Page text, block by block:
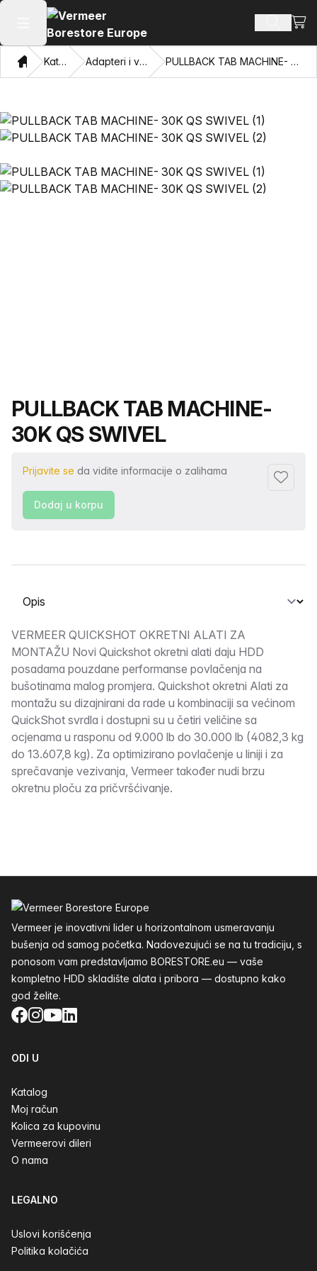
Otvori glavni meni Pretraži
Dom Katalog Adapteri i vučne oči PULLBACK TAB MACHINE- 30K QS SWIVEL
Naziv proizvoda
PULLBACK TAB MACHINE-
30K QS SWIVEL
Prijavite se da vidite informacije o zalihama
Dodaj
Dodaj u korpu
Odaberite karticu
Opis
VERMEER QUICKSHOT OKRETNI ALATI ZA
MONTAŽU Novi Quickshot okretni alati daju HDD
posadama pouzdane performanse povlačenja na
bušotinama malog promjera. Quickshot okretni Alati za
montažu su dizajnirani da rade u kombinaciji sa većinom
QuickShot svrdla i dostupni su u četiri veličine sa
ocjenama u rasponu od 9.000 lb do 30.000 lb (4082,3 kg
do 13.607,8 kg). Za optimizirano povlačenje u liniji i za
sprečavanje vezivanja, Vermeer također nudi brzu
okretnu ploču za pričvršćivanje.
Vermeer je inovativni lider u horizontalnom usmeravanju
bušenja od samog početka. Nadovezujući se na tu tradiciju, s
ponosom vam predstavljamo BORESTORE.eu — vaše
kompletno HDD skladište alata i pribora — dostupno kako
god želite.
Facebook
Instagram
YouTube
LinkedIn
ODI U
Katalog
Moj račun
Kolica za kupovinu
Vermeerovi dileri
O nama
LEGALNO
Uslovi korišćenja
Politika kolačića